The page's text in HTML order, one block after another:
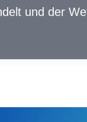
und der